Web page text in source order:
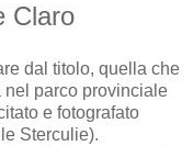
Claro
dal titolo, quella che
nel parco provinciale
e fotografato
Sterculie).